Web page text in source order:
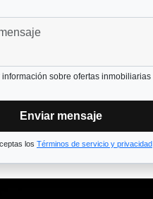
sobre ofertas inmobiliarias
Enviar mensaje
los Términos de servicio y privacidad